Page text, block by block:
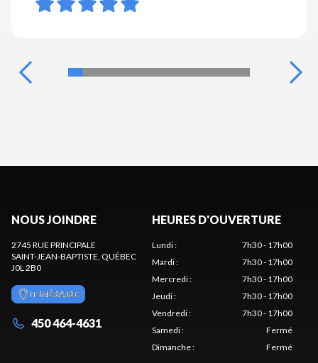
NOUS JOINDRE
2745 RUE PRINCIPALE
SAINT-JEAN-BAPTISTE , QUÉBEC
J0L 2B0
ITINÉRAIRE
450 464-4631
HEURES D'OUVERTURE
Lundi:
7h30 - 17h00
Mardi:
7h30 - 17h00
Mercredi:
7h30 - 17h00
Jeudi:
7h30 - 17h00
Vendredi:
7h30 - 17h00
Samedi:
Fermé
Dimanche: Fermé